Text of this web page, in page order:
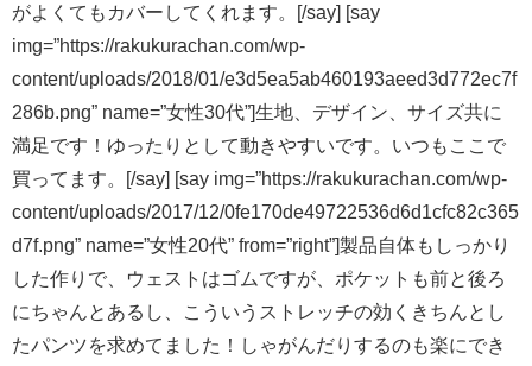
がよくてもカバーしてくれます。[/say] [say
img=”https://rakukurachan.com/wp-
content/uploads/2018/01/e3d5ea5ab460193aeed3d772ec7f
286b.png” name=”女性30代”]生地、デザイン、サイズ共に
満足です！ゆったりとして動きやすいです。いつもここで
買ってます。[/say] [say img=”https://rakukurachan.com/wp-
content/uploads/2017/12/0fe170de49722536d6d1cfc82c365
d7f.png” name=”女性20代” from=”right”]製品自体もしっかり
した作りで、ウェストはゴムですが、ポケットも前と後ろ
にちゃんとあるし、こういうストレッチの効くきちんとし
たパンツを求めてました！しゃがんだりするのも楽にでき